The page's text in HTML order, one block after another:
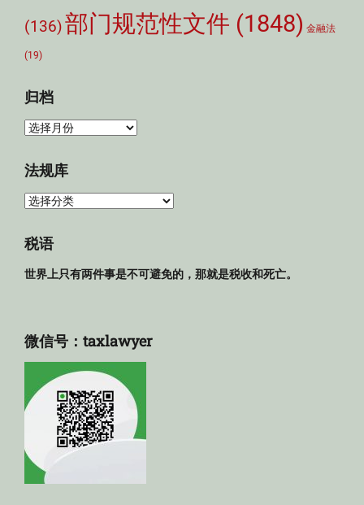
(136)部门规范性文件 (1848) 金融法
(19)
归档
归
法规库
法
库
税语
世界上只有两件事是不可避免的，那就是税收和死亡。
微信号：taxlawyer